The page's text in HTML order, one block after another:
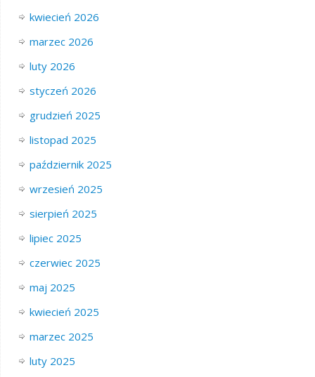
kwiecień 2026
marzec 2026
luty 2026
styczeń 2026
grudzień 2025
listopad 2025
październik 2025
wrzesień 2025
sierpień 2025
lipiec 2025
czerwiec 2025
maj 2025
kwiecień 2025
marzec 2025
luty 2025